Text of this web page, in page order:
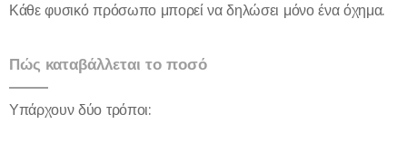
Κάθε φυσικό πρόσωπο μπορεί να δηλώσει μόνο ένα όχημα.
Πώς καταβάλλεται το ποσό
Υπάρχουν δύο τρόποι: